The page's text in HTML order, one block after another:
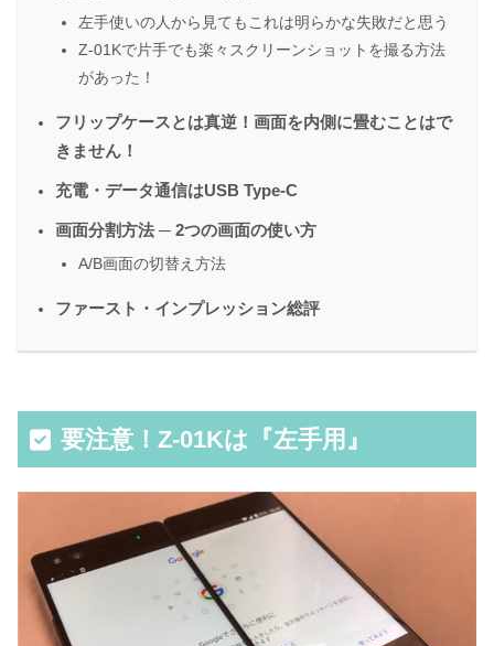
左手使いの人から見てもこれは明らかな失敗だと思う
Z-01Kで片手でも楽々スクリーンショットを撮る方法
があった！
フリップケースとは真逆！画面を内側に畳むことはで
きません！
充電・データ通信はUSB Type-C
画面分割方法 ─ 2つの画面の使い方
A/B画面の切替え方法
ファースト・インプレッション総評
要注意！Z-01Kは『左手用』